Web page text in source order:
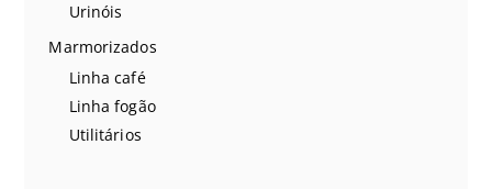
Urinóis
Marmorizados
Linha café
Linha fogão
Utilitários